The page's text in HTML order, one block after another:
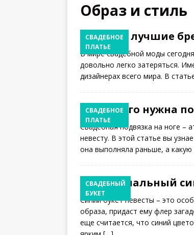
Образ и стиль
СВАДЕБНОЕ
ПЛАТЬЕ
Самые лучшие
В мире свадебной моды
довольно легко затеряться.
дизайнерах всего мира. В
СВАДЕБНОЕ
ПЛАТЬЕ
Для чего нужна
Свадебная подвязка на ноге –
невесту. В этой статье вы
она выполняла раньше, а какую
СВАДЕБНЫЙ
БУКЕТ
Оригинальный
Синий букет невесты – это
образа, придаст ему флер
еще считается, что синий